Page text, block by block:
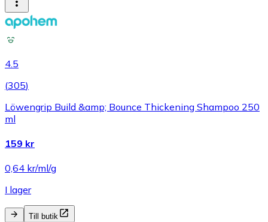
4.5
(305)
Löwengrip Build &amp; Bounce Thickening Shampoo 250
ml
159 kr
0,64 kr/ml/g
I lager
Till butik